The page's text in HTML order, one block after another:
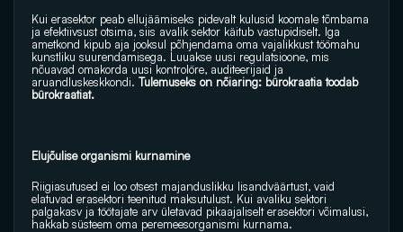
Kui erasektor peab ellujäämiseks pidevalt kulusid koomale tõmbama
ja efektiivsust otsima, siis avalik sektor käitub vastupidiselt. Iga
ametkond kipub aja jooksul põhjendama oma vajalikkust töömahu
kunstliku suurendamisega. Luuakse uusi regulatsioone, mis
nõuavad omakorda uusi kontrolöre, auditeerijaid ja
aruandluskeskkondi. Tulemuseks on nõiaring: bürokraatia toodab
bürokraatiat.
Elujõulise organismi kurnamine
Riigiasutused ei loo otsest majanduslikku lisandväärtust, vaid
elatuvad erasektori teenitud maksutulust. Kui avaliku sektori
palgakasv ja töötajate arv ületavad pikaajaliselt erasektori võimalusi,
hakkab süsteem oma peremeesorganismi kurnama.